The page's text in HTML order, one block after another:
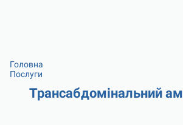
Головна
Послуги
Трансабдомінальний